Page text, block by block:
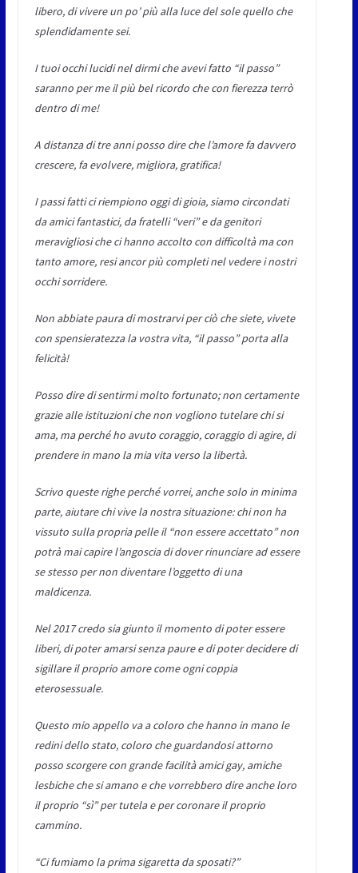
libero, di vivere un po’ più alla luce del sole quello che
splendidamente sei.
I tuoi occhi lucidi nel dirmi che avevi fatto “il passo”
saranno per me il più bel ricordo che con fierezza terrò
dentro di me!
A distanza di tre anni posso dire che l’amore fa davvero
crescere, fa evolvere, migliora, gratifica!
I passi fatti ci riempiono oggi di gioia, siamo circondati
da amici fantastici, da fratelli “veri” e da genitori
meravigliosi che ci hanno accolto con difficoltà ma con
tanto amore, resi ancor più completi nel vedere i nostri
occhi sorridere.
Non abbiate paura di mostrarvi per ciò che siete, vivete
con spensieratezza la vostra vita, “il passo” porta alla
felicità!
Posso dire di sentirmi molto fortunato; non certamente
grazie alle istituzioni che non vogliono tutelare chi si
ama, ma perché ho avuto coraggio, coraggio di agire, di
prendere in mano la mia vita verso la libertà.
Scrivo queste righe perché vorrei, anche solo in minima
parte, aiutare chi vive la nostra situazione: chi non ha
vissuto sulla propria pelle il “non essere accettato” non
potrà mai capire l’angoscia di dover rinunciare ad essere
se stesso per non diventare l’oggetto di una
maldicenza.
Nel 2017 credo sia giunto il momento di poter essere
liberi, di poter amarsi senza paure e di poter decidere di
sigillare il proprio amore come ogni coppia
eterosessuale.
Questo mio appello va a coloro che hanno in mano le
redini dello stato, coloro che guardandosi attorno
posso scorgere con grande facilità amici gay, amiche
lesbiche che si amano e che vorrebbero dire anche loro
il proprio “sì” per tutela e per coronare il proprio
cammino.
“Ci fumiamo la prima sigaretta da sposati?”